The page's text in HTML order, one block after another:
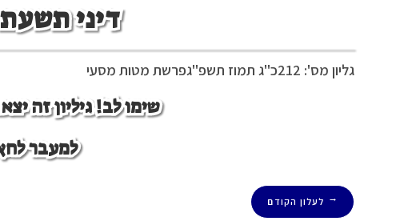
דיני
גליון מס': 212 כ"ג תמוז תשפ"גפרשת מטות מסעי
שימו לב! גיליון זה
למעבר
← לעלון הקודם